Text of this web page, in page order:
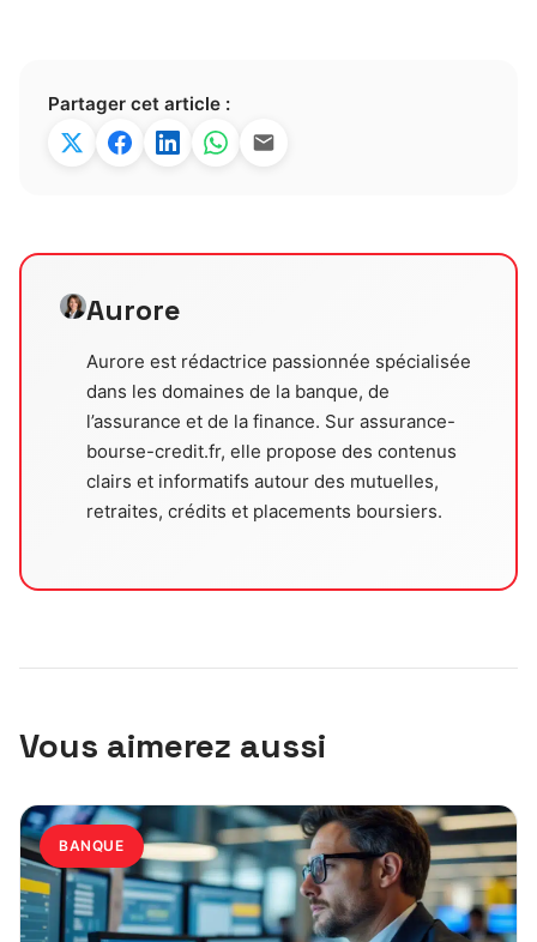
Partager cet article :
Aurore
Aurore est rédactrice passionnée spécialisée
dans les domaines de la banque, de
l’assurance et de la finance. Sur assurance-
bourse-credit.fr, elle propose des contenus
clairs et informatifs autour des mutuelles,
retraites, crédits et placements boursiers.
Vous aimerez aussi
BANQUE